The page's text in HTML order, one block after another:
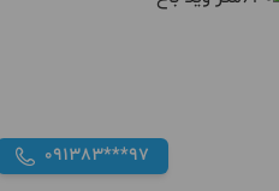
091383***97